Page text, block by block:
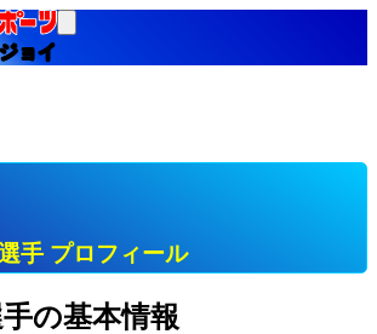
ョイ
手 プロフィール
の基本情報